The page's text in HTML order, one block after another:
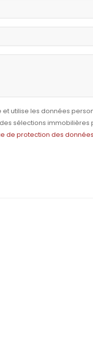
utilise les données
sélections
de protection des données